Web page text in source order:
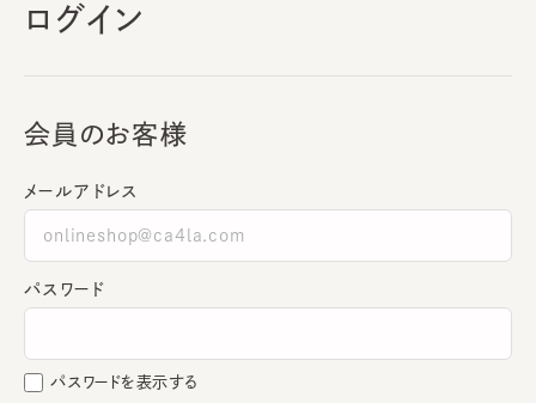
ログイン
会員のお客様
メールアドレス
パスワード
パスワードを表示する